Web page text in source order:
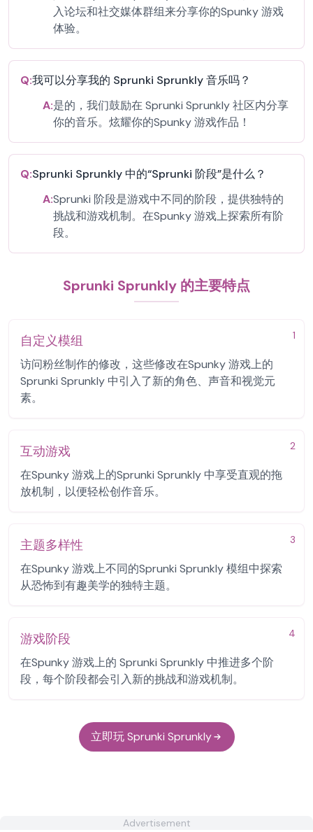
入论坛和社交媒体群组来分享你的Spunky 游戏
体验。
Q:我可以分享我的 Sprunki Sprunkly 音乐吗？
A:是的，我们鼓励在 Sprunki Sprunkly 社区内分享
你的音乐。炫耀你的Spunky 游戏作品！
Q:Sprunki Sprunkly 中的“Sprunki 阶段”是什么？
A:Sprunki 阶段是游戏中不同的阶段，提供独特的
挑战和游戏机制。在Spunky 游戏上探索所有阶
段。
Sprunki Sprunkly 的主要特点
1
自定义模组
访问粉丝制作的修改，这些修改在Spunky 游戏上的
Sprunki Sprunkly 中引入了新的角色、声音和视觉元
素。
2
互动游戏
在Spunky 游戏上的Sprunki Sprunkly 中享受直观的拖
放机制，以便轻松创作音乐。
3
主题多样性
在Spunky 游戏上不同的Sprunki Sprunkly 模组中探索
从恐怖到有趣美学的独特主题。
4
游戏阶段
在Spunky 游戏上的 Sprunki Sprunkly 中推进多个阶
段，每个阶段都会引入新的挑战和游戏机制。
立即玩 Sprunki Sprunkly
Advertisement